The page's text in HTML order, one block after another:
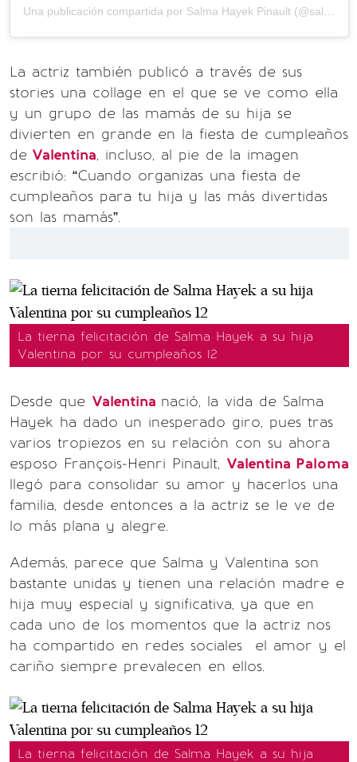
Una publicación compartida por Salma Hayek Pinault (@salmahayek) el
La actriz también publicó a través de sus
stories una collage en el que se ve como ella
y un grupo de las mamás de su hija se
divierten en grande en la fiesta de cumpleaños
de Valentina, incluso, al pie de la imagen
escribió: “Cuando organizas una fiesta de
cumpleaños para tu hija y las más divertidas
son las mamás”.
La tierna felicitación de Salma Hayek a su hija
Valentina por su cumpleaños 12
Desde que Valentina nació, la vida de Salma
Hayek ha dado un inesperado giro, pues tras
varios tropiezos en su relación con su ahora
esposo François-Henri Pinault, Valentina Paloma
llegó para consolidar su amor y hacerlos una
familia, desde entonces a la actriz se le ve de
lo más plana y alegre.
Además, parece que Salma y Valentina son
bastante unidas y tienen una relación madre e
hija muy especial y significativa, ya que en
cada uno de los momentos que la actriz nos
ha compartido en redes sociales el amor y el
cariño siempre prevalecen en ellos.
La tierna felicitación de Salma Hayek a su hija